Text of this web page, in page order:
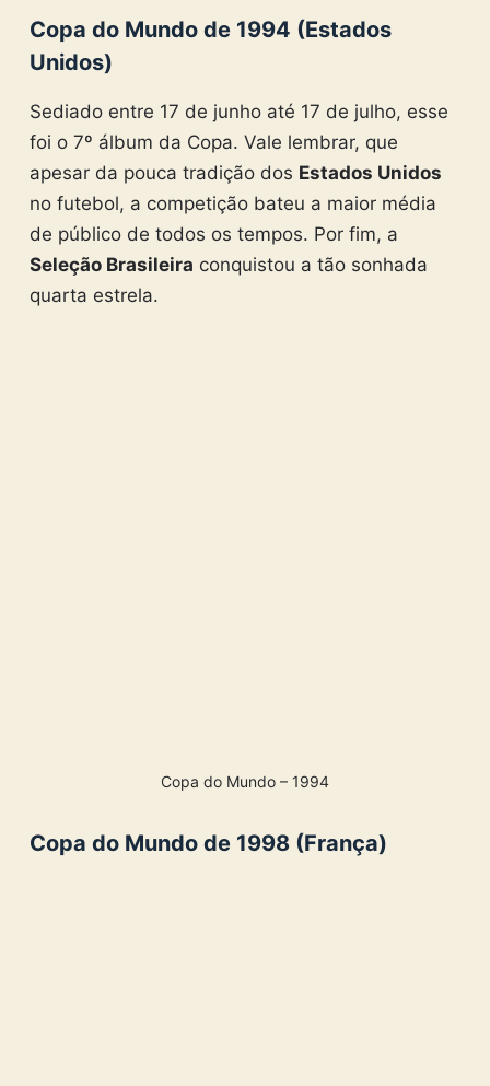
Copa do Mundo de 1994 (Estados
Unidos)
Sediado entre 17 de junho até 17 de julho, esse
foi o 7º álbum da Copa. Vale lembrar, que
apesar da pouca tradição dos Estados Unidos
no futebol, a competição bateu a maior média
de público de todos os tempos. Por fim, a
Seleção Brasileira conquistou a tão sonhada
quarta estrela.
Copa do Mundo – 1994
Copa do Mundo de 1998 (França)